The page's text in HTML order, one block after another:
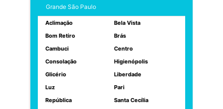
Grande São Paulo
Aclimação
Bela Vista
Bom Retiro
Brás
Cambuci
Centro
Consolação
Higienópolis
Glicério
Liberdade
Luz
Pari
República
Santa Cecília